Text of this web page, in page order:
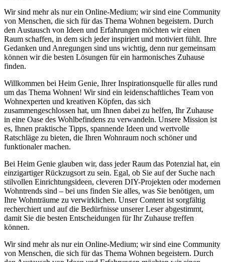
Wir sind mehr als nur ein Online-Medium; wir sind eine Community
von Menschen, die sich für das Thema Wohnen begeistern. Durch
den Austausch von Ideen und Erfahrungen möchten wir einen
Raum schaffen, in dem sich jeder inspiriert und motiviert fühlt. Ihre
Gedanken und Anregungen sind uns wichtig, denn nur gemeinsam
können wir die besten Lösungen für ein harmonisches Zuhause
finden.
Willkommen bei Heim Genie, Ihrer Inspirationsquelle für alles rund
um das Thema Wohnen! Wir sind ein leidenschaftliches Team von
Wohnexperten und kreativen Köpfen, das sich
zusammengeschlossen hat, um Ihnen dabei zu helfen, Ihr Zuhause
in eine Oase des Wohlbefindens zu verwandeln. Unsere Mission ist
es, Ihnen praktische Tipps, spannende Ideen und wertvolle
Ratschläge zu bieten, die Ihren Wohnraum noch schöner und
funktionaler machen.
Bei Heim Genie glauben wir, dass jeder Raum das Potenzial hat, ein
einzigartiger Rückzugsort zu sein. Egal, ob Sie auf der Suche nach
stilvollen Einrichtungsideen, cleveren DIY-Projekten oder modernen
Wohntrends sind – bei uns finden Sie alles, was Sie benötigen, um
Ihre Wohnträume zu verwirklichen. Unser Content ist sorgfältig
recherchiert und auf die Bedürfnisse unserer Leser abgestimmt,
damit Sie die besten Entscheidungen für Ihr Zuhause treffen
können.
Wir sind mehr als nur ein Online-Medium; wir sind eine Community
von Menschen, die sich für das Thema Wohnen begeistern. Durch